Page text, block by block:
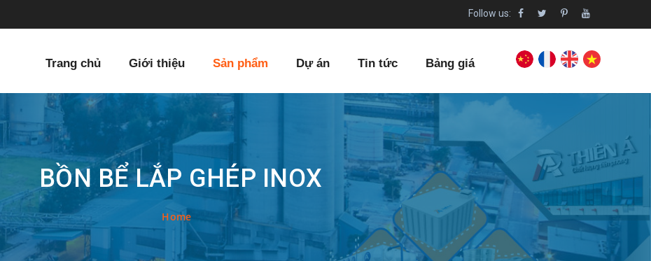
Follow us:
Trang chủ Giới thiệu Sản phẩm Dự án Tin tức Bảng giá
BỒN BỂ LẮP GHÉP INOX
Home